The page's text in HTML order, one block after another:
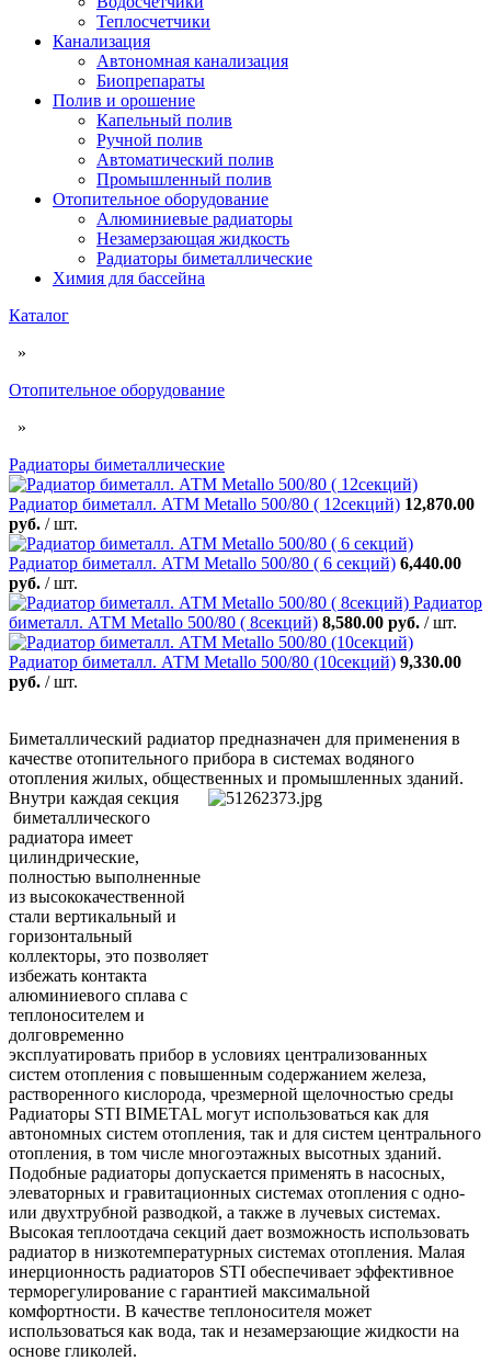
Теплосчетчики
Канализация
Автономная канализация
Биопрепараты
Полив и орошение
Капельный полив
Ручной полив
Автоматический полив
Промышленный полив
Отопительное оборудование
Алюминиевые радиаторы
Незамерзающая жидкость
Радиаторы биметаллические
Химия для бассейна
Каталог
»
Отопительное оборудование
»
Радиаторы биметаллические
Радиатор биметалл. АТМ Metallo 500/80 ( 12секций) 12,870.00
руб. / шт.
Радиатор биметалл. АТМ Metallo 500/80 ( 6 секций) 6,440.00
руб. / шт.
Радиатор
биметалл. АТМ Metallo 500/80 ( 8секций) 8,580.00 руб. / шт.
Радиатор биметалл. АТМ Metallo 500/80 (10секций) 9,330.00
руб. / шт.
Биметаллический радиатор предназначен для применения в
качестве отопительного прибора в системах водяного
отопления жилых, общественных и промышленных зданий.
Внутри каждая секция
биметаллического
радиатора имеет
цилиндрические,
полностью выполненные
из высококачественной
стали вертикальный и
горизонтальный
коллекторы, это позволяет
избежать контакта
алюминиевого сплава с
теплоносителем и
долговременно
эксплуатировать прибор в условиях централизованных
систем отопления с повышенным содержанием железа,
растворенного кислорода, чрезмерной щелочностью среды
Радиаторы STI BIMETAL могут использоваться как для
автономных систем отопления, так и для систем центрального
отопления, в том числе многоэтажных высотных зданий.
Подобные радиаторы допускается применять в насосных,
элеваторных и гравитационных системах отопления с одно-
или двухтрубной разводкой, а также в лучевых системах.
Высокая теплоотдача секций дает возможность использовать
радиатор в низкотемпературных системах отопления. Малая
инерционность радиаторов STI обеспечивает эффективное
терморегулирование с гарантией максимальной
комфортности. В качестве теплоносителя может
использоваться как вода, так и незамерзающие жидкости на
основе гликолей.